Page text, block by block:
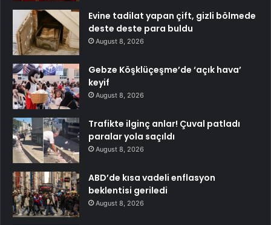
Evine tadilat yapan çift, gizli bölmede
deste deste para buldu
August 8, 2026
Gebze Köşklüçeşme’de ‘açık hava’
keyif
August 8, 2026
Trafikte ilginç anlar! Çuval patladı
paralar yola saçıldı
August 8, 2026
ABD’de kısa vadeli enflasyon
beklentisi geriledi
August 8, 2026